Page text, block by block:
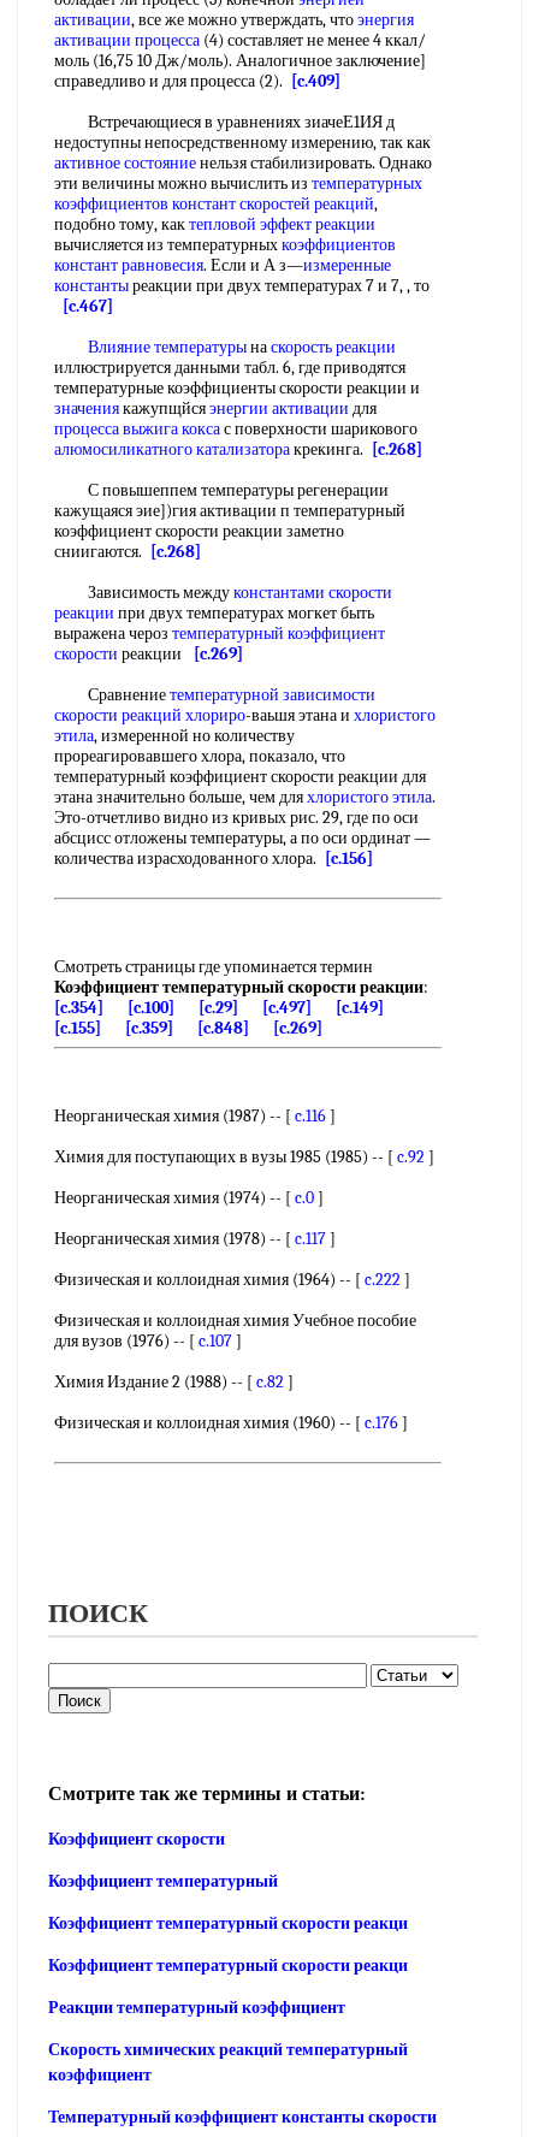
активации, все же можно утверждать, чтоэнергия
активации процесса (4) составляет не менее 4 ккал/
моль (16,75 10 Дж/моль). Аналогичное заключение]
справедливо и для процесса (2).
[c.409]
Встречающиеся в уравнениях зиачеЕ1ИЯ д
недоступны непосредственному измерению, так как
активное состояниенельзя стабилизировать. Однако
эти величины можно вычислить из температурных
коэффициентов констант скоростей реакций,
подобно тому, кактепловой эффект реакции
вычисляется из температурныхкоэффициентов
констант равновесия. Если и А з—измеренные
константыреакции при двух температурах 7 и 7, , то
[c.467]
Влияние температурынаскорость реакции
иллюстрируется данными табл. 6, где приводятся
температурные коэффициенты скорости реакции и
значениякажупщйсяэнергии активации для
процессавыжига коксас поверхности шарикового
алюмосиликатного катализаторакрекинга.
[c.268]
С повышеппем температуры регенерации
кажущаяся эие])гия активации п температурный
коэффициент скорости реакции заметно
сниигаются.
[c.268]
Зависимость междуконстантами скорости
реакции при двух температурах могкет быть
выражена чероз температурный коэффициент
скорости реакции
[c.269]
Сравнениетемпературной зависимости
скорости реакций хлориро-ваьшя этана и хлористого
этила, измеренной но количеству
прореагировавшего хлора, показало, что
температурный коэффициент скорости реакции для
этана значительно больше, чем дляхлористого этила.
Это-отчетливо видно из кривых рис. 29, где по оси
абсцисс отложены температуры, а по оси ординат —
количества израсходованного хлора.
[c.156]
Смотреть страницы где упоминается термин
Коэффициент температурный скорости реакции:
[c.354]
[c.100] [c.29] [c.497]
[c.149]
[c.155]
[c.359] [c.848] [c.269]
Неорганическая химия (1987) -- [ c.116]
Химия для поступающих в вузы 1985 (1985) -- [ c.92]
Неорганическая химия (1974) -- [ c.0]
Неорганическая химия (1978) -- [ c.117]
Физическая и коллоидная химия (1964) -- [ c.222]
Физическая и коллоидная химия Учебное пособие
для вузов (1976) -- [ c.107]
Химия Издание 2 (1988) -- [ c.82]
Физическая и коллоидная химия (1960) -- [ c.176]
ПОИСК
Смотрите так же термины и статьи:
Коэффициент скорости
Коэффициент температурный
Коэффициент температурный скорости реакци
Коэффициент температурный скорости реакци
Реакции температурный коэффициент
Скорость химических реакций температурный
коэффициент
Температурный коэффициент константы скорости